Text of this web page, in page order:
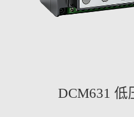
DCM631 低